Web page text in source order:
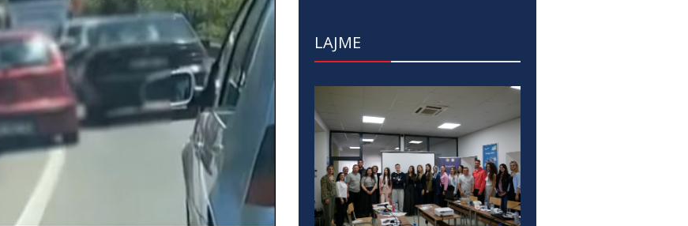
LAJME